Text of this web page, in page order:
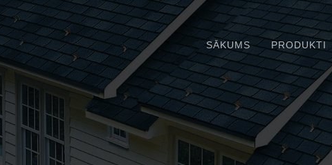
SĀKUMS PRODUKTI